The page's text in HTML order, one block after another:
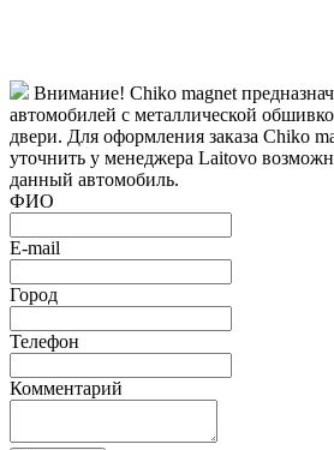
Внимание! Chiko magnet
автомобилей с металлической
двери. Для оформления заказа Chiko
уточнить у менеджера Laitovo
данный автомобиль.
ФИО
E-mail
Город
Телефон
Комментарий